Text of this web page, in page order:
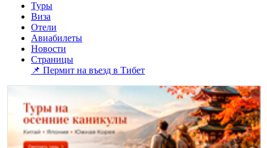
Туры
Виза
Отели
Авиабилеты
Новости
Страницы
📌 Пермит на въезд в Тибет